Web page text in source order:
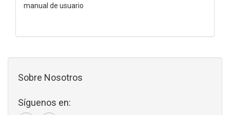
manual de usuario
Sobre Nosotros
Síguenos en: